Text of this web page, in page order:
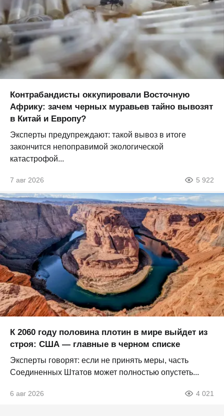
Контрабандисты оккупировали Восточную
Африку: зачем черных муравьев тайно вывозят
в Китай и Европу?
Эксперты предупреждают: такой вывоз в итоге
закончится непоправимой экологической
катастрофой...
7 авг 2026 5 922
К 2060 году половина плотин в мире выйдет из
строя: США — главные в черном списке
Эксперты говорят: если не принять меры, часть
Соединенных Штатов может полностью опустеть...
6 авг 2026 4 021